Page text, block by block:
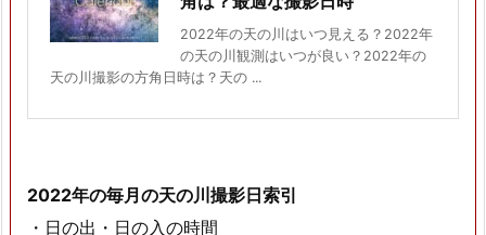
2022年の天の川はいつ見える？2022年
の天の川観測はいつが良い？2022年の
天の川撮影の方角日時は？天の ...
2022年の毎月の天の川撮影日索引
・日の出・日の入の時間